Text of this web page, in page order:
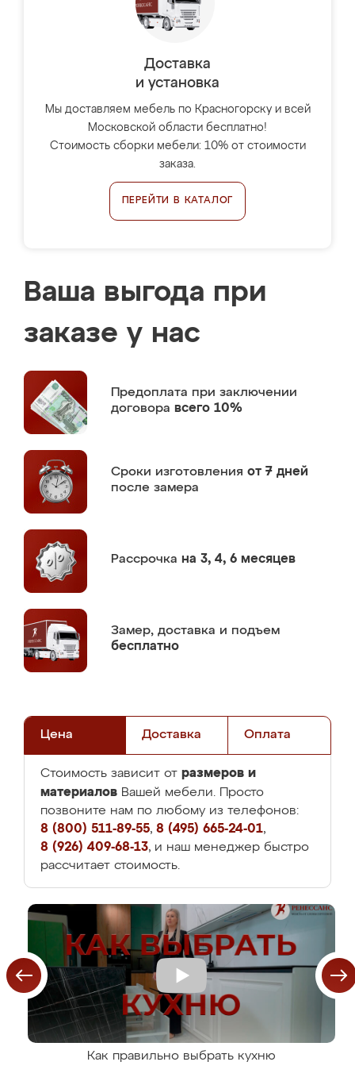
Доставка
и установка
Мы доставляем мебель по Красногорску и всей
Московской области бесплатно!
Стоимость сборки мебели: 10% от стоимости
заказа.
ПЕРЕЙТИ В КАТАЛОГ
Ваша выгода при
заказе у нас
Предоплата при заключении
договора всего 10%
Сроки изготовления от 7 дней
после замера
Рассрочка на 3, 4, 6 месяцев
Замер, доставка и подъем
бесплатно
Цена Доставка Оплата
Стоимость зависит от размеров и
материалов Вашей мебели. Просто
позвоните нам по любому из телефонов:
8 (800) 511-89-55, 8 (495) 665-24-01,
8 (926) 409-68-13, и наш менеджер быстро
рассчитает стоимость.
Как правильно выбрать кухню